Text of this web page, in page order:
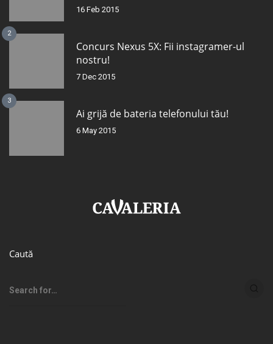
16 Feb 2015
2
Concurs Nexus 5X: Fii instagramer-ul
nostru!
7 Dec 2015
3
Ai grijă de bateria telefonului tău!
6 May 2015
Caută